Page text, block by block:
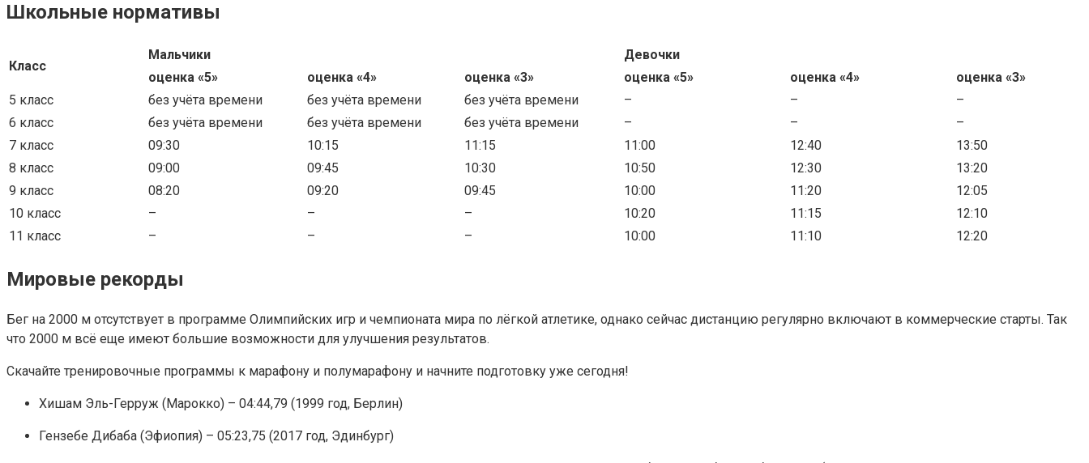
Школьные нормативы
Класс
Мальчики
Девочки
оценка «5»
оценка «4» оценка «3» оценка «5» оценка «4»
оценка «3»
5 класс
без учёта времени без учёта времени без учёта времени – –
–
6 класс
без учёта времени без учёта времени без учёта времени – –
–
7 класс
09:30 10:15 11:15 11:00 12:40
13:50
8 класс
09:00 09:45 10:30 10:50 12:30
13:20
9 класс
08:20 09:20 09:45 10:00 11:20
12:05
10 класс
– – – 10:20 11:15
12:10
11 класс
– – – 10:00 11:10 12:20
Мировые рекорды
Бег на 2000 м отсутствует в программе Олимпийских игр и чемпионата мира по лёгкой атлетике, однако сейчас дистанцию регулярно включают в коммерческие старты. Так
что 2000 м всё еще имеют большие возможности для улучшения результатов.
Скачайте тренировочные программы к марафону и полумарафону и начните подготовку уже сегодня!
Хишам Эль-Герруж (Марокко) – 04:44,79 (1999 год, Берлин)
Гензебе Дибаба (Эфиопия) – 05:23,75 (2017 год, Эдинбург)